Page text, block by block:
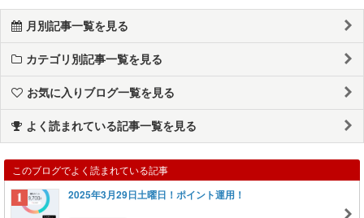
月別記事一覧を見る
カテゴリ別記事一覧を見る
お気に入りブログ一覧を見る
よく読まれている記事一覧を見る
このブログでよく読まれている記事
2025年3月29日土曜日！ポイント運用！